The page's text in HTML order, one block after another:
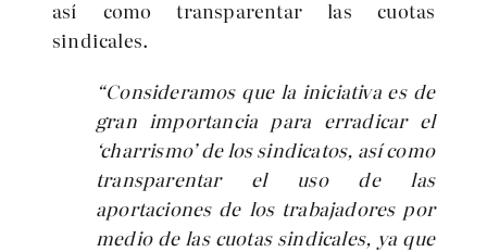
así como transparentar las cuotas
sindicales.
“Consideramos que la iniciativa es de
gran importancia para erradicar el
‘charrismo’ de los sindicatos, así como
transparentar el uso de las
aportaciones de los trabajadores por
medio de las cuotas sindicales, ya que